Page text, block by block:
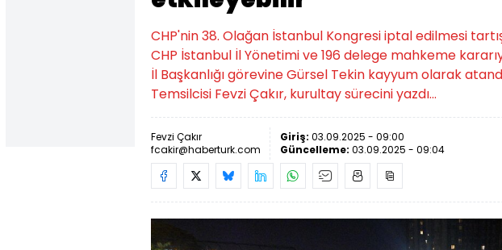
CHP'nin 38. Olağan İstanbul Kongresi iptal edilmesi
CHP İstanbul İl Yönetimi ve 196 delege mahkeme
İl Başkanlığı görevine Gürsel Tekin kayyum olarak
Temsilcisi Fevzi Çakır, kurultay sürecini yazdı...
Fevzi Çakır
fcakir@haberturk.com
Giriş: 03.09.2025 - 09:00
Güncelleme: 03.09.2025 - 09:04